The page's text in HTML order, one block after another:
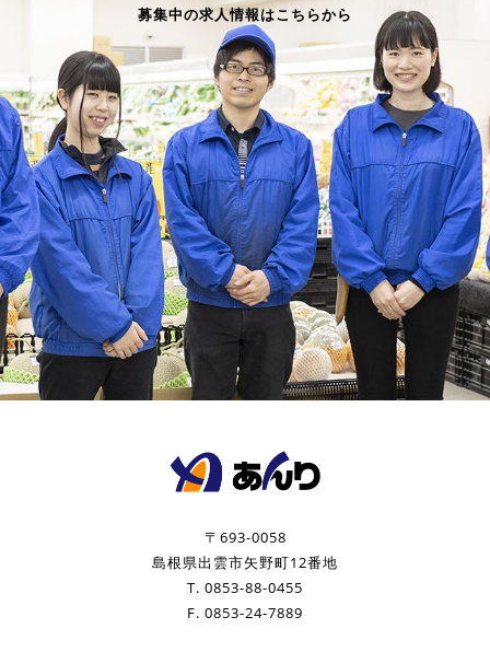
募集中の求人情報はこちらから
〒693-0058
島根県出雲市矢野町12番地
T. 0853-88-0455
F. 0853-24-7889